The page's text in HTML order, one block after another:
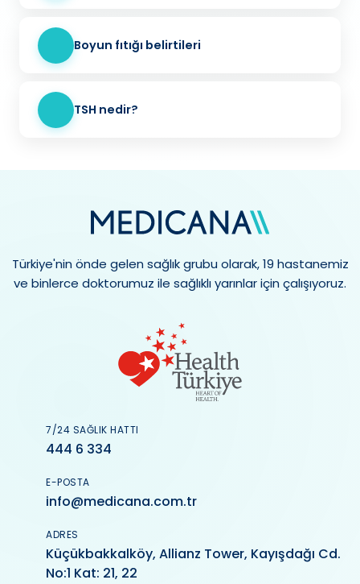
Boyun fıtığı belirtileri
TSH nedir?
Türkiye'nin önde gelen sağlık grubu olarak, 19 hastanemiz
ve binlerce doktorumuz ile sağlıklı yarınlar için çalışıyoruz.
7/24 SAĞLIK HATTI
444 6 334
E-POSTA
info@medicana.com.tr
ADRES
Küçükbakkalköy, Allianz Tower, Kayışdağı Cd.
No:1 Kat: 21, 22